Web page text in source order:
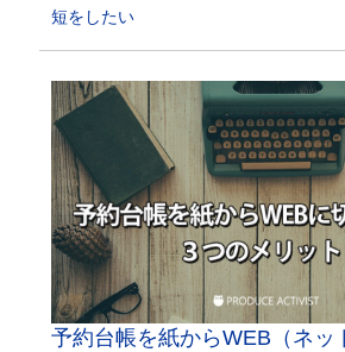
短をしたい
予約台帳を紙からWEB（ネッ